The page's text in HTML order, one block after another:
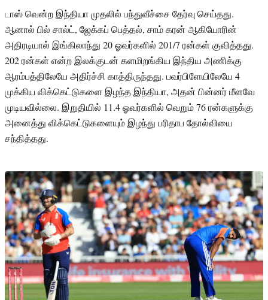
டாஸ் வென்ற இந்தியா முதலில் பந்துவீச்சை தேர்வு செய்தது.
ஆனால் பில் சால்ட், ஜேக்கப் பெத்தல், சாம் கரன் ஆகியோரின்
அதிரடியால் இங்கிலாந்து 20 ஓவர்களில் 201/7 ரன்கள் குவித்தது.
202 ரன்கள் என்ற இலக்குடன் களமிறங்கிய இந்திய அணிக்கு
ஆரம்பத்திலேயே அதிர்ச்சி காத்திருந்தது. பவர்பிளேயிலேயே 4
முக்கிய விக்கெட்டுகளை இழந்த இந்தியா, அதன் பின்னர் மீளவே
முடியவில்லை. இறுதியில் 11.4 ஓவர்களில் வெறும் 76 ரன்களுக்கு
அனைத்து விக்கெட்டுகளையும் இழந்து பரிதாப தோல்வியை
சந்தித்தது.